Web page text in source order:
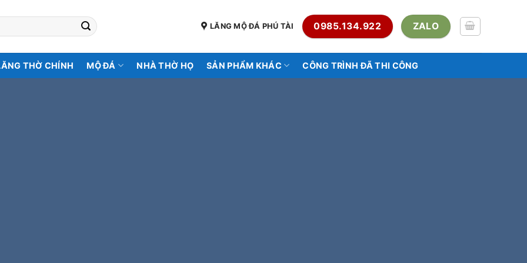
LĂNG MỘ ĐÁ PHÚ TÀI 0985.134.922 ZALO
THỜ CHÍNH MỘ ĐÁ NHÀ THỜ HỌ SẢN PHẨM KHÁC CÔNG TRÌNH ĐÃ THI CÔNG